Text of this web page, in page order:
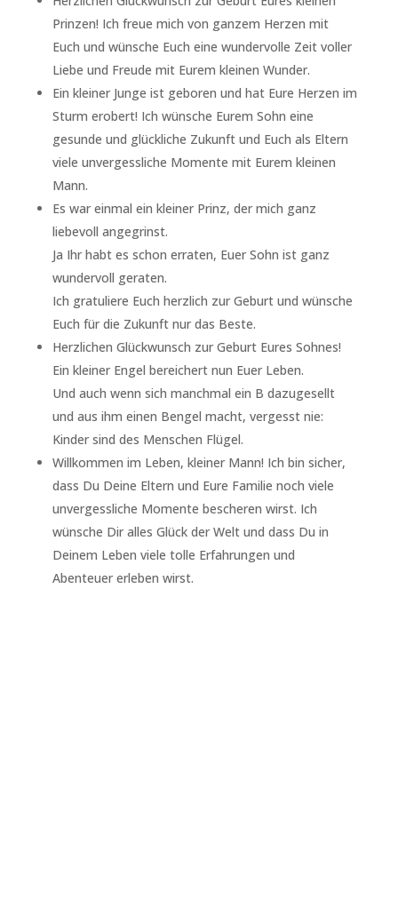
Prinzen! Ich freue mich von ganzem Herzen mit
Euch und wünsche Euch eine wundervolle Zeit voller
Liebe und Freude mit Eurem kleinen Wunder.
Ein kleiner Junge ist geboren und hat Eure Herzen im
Sturm erobert! Ich wünsche Eurem Sohn eine
gesunde und glückliche Zukunft und Euch als Eltern
viele unvergessliche Momente mit Eurem kleinen
Mann.
Es war einmal ein kleiner Prinz, der mich ganz
liebevoll angegrinst.
Ja Ihr habt es schon erraten, Euer Sohn ist ganz
wundervoll geraten.
Ich gratuliere Euch herzlich zur Geburt und wünsche
Euch für die Zukunft nur das Beste.
Herzlichen Glückwunsch zur Geburt Eures Sohnes!
Ein kleiner Engel bereichert nun Euer Leben.
Und auch wenn sich manchmal ein B dazugesellt
und aus ihm einen Bengel macht, vergesst nie:
Kinder sind des Menschen Flügel.
Willkommen im Leben, kleiner Mann! Ich bin sicher,
dass Du Deine Eltern und Eure Familie noch viele
unvergessliche Momente bescheren wirst. Ich
wünsche Dir alles Glück der Welt und dass Du in
Deinem Leben viele tolle Erfahrungen und
Abenteuer erleben wirst.